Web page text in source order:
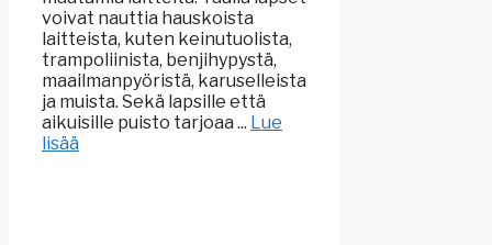
voivat nauttia hauskoista
laitteista, kuten keinutuolista,
trampoliinista, benjihypystä,
maailmanpyöristä, karuselleista
ja muista. Sekä lapsille että
aikuisille puisto tarjoaa ... Lue
lisää